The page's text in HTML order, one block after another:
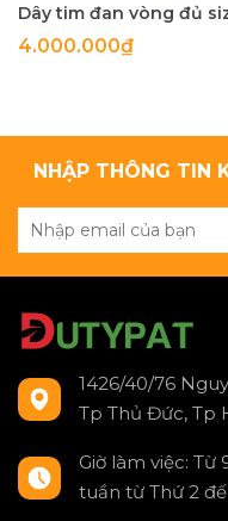
4.000.000₫
NHẬP THÔNG TIN
1426/40/76
Tp Thủ Đức, Tp
Giờ làm việc:
tuần từ Thứ 2